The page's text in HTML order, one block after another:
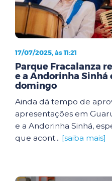
17/07/2025, às 11:21
Parque Fracalanza
e a Andorinha Sinhá
domingo
Ainda dá tempo de
apresentações em
e a Andorinha Sinhá,
que acont... [saiba mais]